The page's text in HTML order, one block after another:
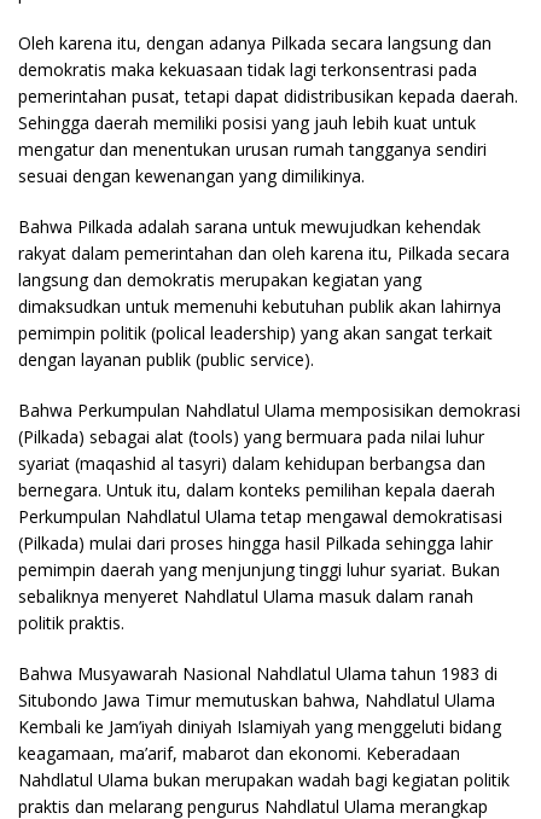
Oleh karena itu, dengan adanya Pilkada secara langsung dan
demokratis maka kekuasaan tidak lagi terkonsentrasi pada
pemerintahan pusat, tetapi dapat didistribusikan kepada daerah.
Sehingga daerah memiliki posisi yang jauh lebih kuat untuk
mengatur dan menentukan urusan rumah tangganya sendiri
sesuai dengan kewenangan yang dimilikinya.
Bahwa Pilkada adalah sarana untuk mewujudkan kehendak
rakyat dalam pemerintahan dan oleh karena itu, Pilkada secara
langsung dan demokratis merupakan kegiatan yang
dimaksudkan untuk memenuhi kebutuhan publik akan lahirnya
pemimpin politik (polical leadership) yang akan sangat terkait
dengan layanan publik (public service).
Bahwa Perkumpulan Nahdlatul Ulama memposisikan demokrasi
(Pilkada) sebagai alat (tools) yang bermuara pada nilai luhur
syariat (maqashid al tasyri) dalam kehidupan berbangsa dan
bernegara. Untuk itu, dalam konteks pemilihan kepala daerah
Perkumpulan Nahdlatul Ulama tetap mengawal demokratisasi
(Pilkada) mulai dari proses hingga hasil Pilkada sehingga lahir
pemimpin daerah yang menjunjung tinggi luhur syariat. Bukan
sebaliknya menyeret Nahdlatul Ulama masuk dalam ranah
politik praktis.
Bahwa Musyawarah Nasional Nahdlatul Ulama tahun 1983 di
Situbondo Jawa Timur memutuskan bahwa, Nahdlatul Ulama
Kembali ke Jam’iyah diniyah Islamiyah yang menggeluti bidang
keagamaan, ma’arif, mabarot dan ekonomi. Keberadaan
Nahdlatul Ulama bukan merupakan wadah bagi kegiatan politik
praktis dan melarang pengurus Nahdlatul Ulama merangkap